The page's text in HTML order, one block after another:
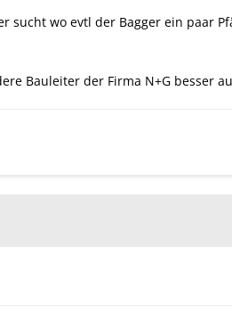
sucht wo evtl der Bagger ein paar
Bauleiter der Firma N+G besser